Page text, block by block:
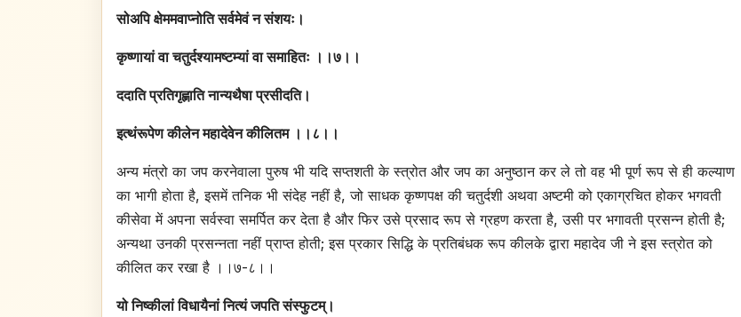
सोअपि क्षेममवाप्नोति सर्वमेवं न संशयः।
कृष्णायां वा चतुर्दश्यामष्टम्यां वा समाहितः ।।७।।
ददाति प्रतिगृह्णाति नान्यथैषा प्रसीदति।
इत्थंरूपेण कीलेन महादेवेन कीलितम ।।८।।
अन्य मंत्रो का जप करनेवाला पुरुष भी यदि सप्तशती के स्त्रोत और जप का अनुष्ठान कर ले तो वह भी पूर्ण रूप से ही कल्याण
का भागी होता है, इसमें तनिक भी संदेह नहीं है, जो साधक कृष्णपक्ष की चतुर्दशी अथवा अष्टमी को एकाग्रचित होकर भगवती
कीसेवा में अपना सर्वस्वा समर्पित कर देता है और फिर उसे प्रसाद रूप से ग्रहण करता है, उसी पर भगावती प्रसन्न होती है;
अन्यथा उनकी प्रसन्नता नहीं प्राप्त होती; इस प्रकार सिद्धि के प्रतिबंधक रूप कीलके द्वारा महादेव जी ने इस स्त्रोत को
कीलित कर रखा है ।।७-८।।
यो निष्कीलां विधायैनां नित्यं जपति संस्फुटम्।